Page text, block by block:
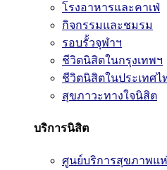
โรงอาหารและคาเฟ่
กิจกรรมและชมรม
รอบรั้วจุฬาฯ
ชีวิตนิสิตในกรุงเทพฯ
ชีวิตนิสิตในประเทศไ
สุขภาวะทางใจนิสิต
บริการนิสิต
ศูนย์บริการสุขภาพแ